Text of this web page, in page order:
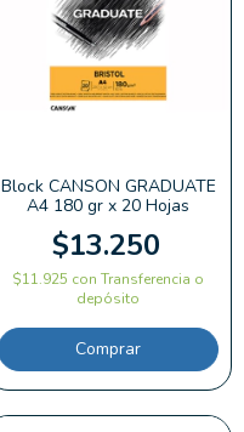
Block CANSON GRADUATE
A4 180 gr x 20 Hojas
$13.250
$11.925 con Transferencia o
depósito